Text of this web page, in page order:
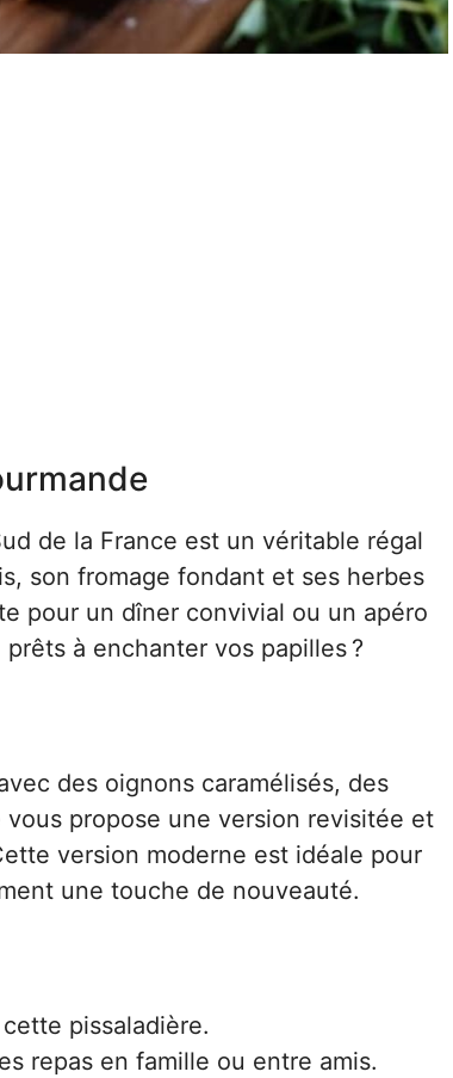
de la France est un véritable régal
son fromage fondant et ses herbes
pour un dîner convivial ou un apéro
à enchanter vos papilles ?
des oignons caramélisés, des
propose une version revisitée et
version moderne est idéale pour
une touche de nouveauté.
pissaladière.
repas en famille ou entre amis.